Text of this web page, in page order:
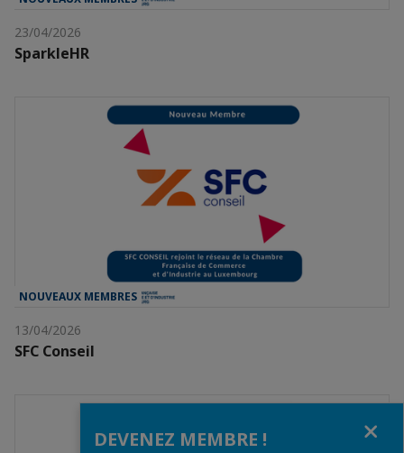
23/04/2026
SparkleHR
NOUVEAUX MEMBRES
13/04/2026
SFC Conseil
DEVENEZ MEMBRE !